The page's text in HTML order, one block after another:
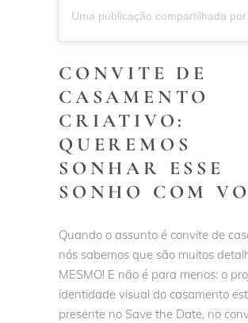
CONVITE DE
CASAMENTO
CRIATIVO:
QUEREMOS
SONHAR ESSE
SONHO COM
Quando o assunto é convite de
nós sabemos que são muitos
MESMO! E não é para menos: o
identidade visual do casamento
presente no Save the Date, no